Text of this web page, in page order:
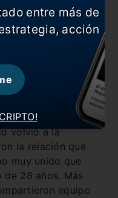
volvió a la
la relación que
muy unido que
de 28 años. Más
equipo
entre más de
acción